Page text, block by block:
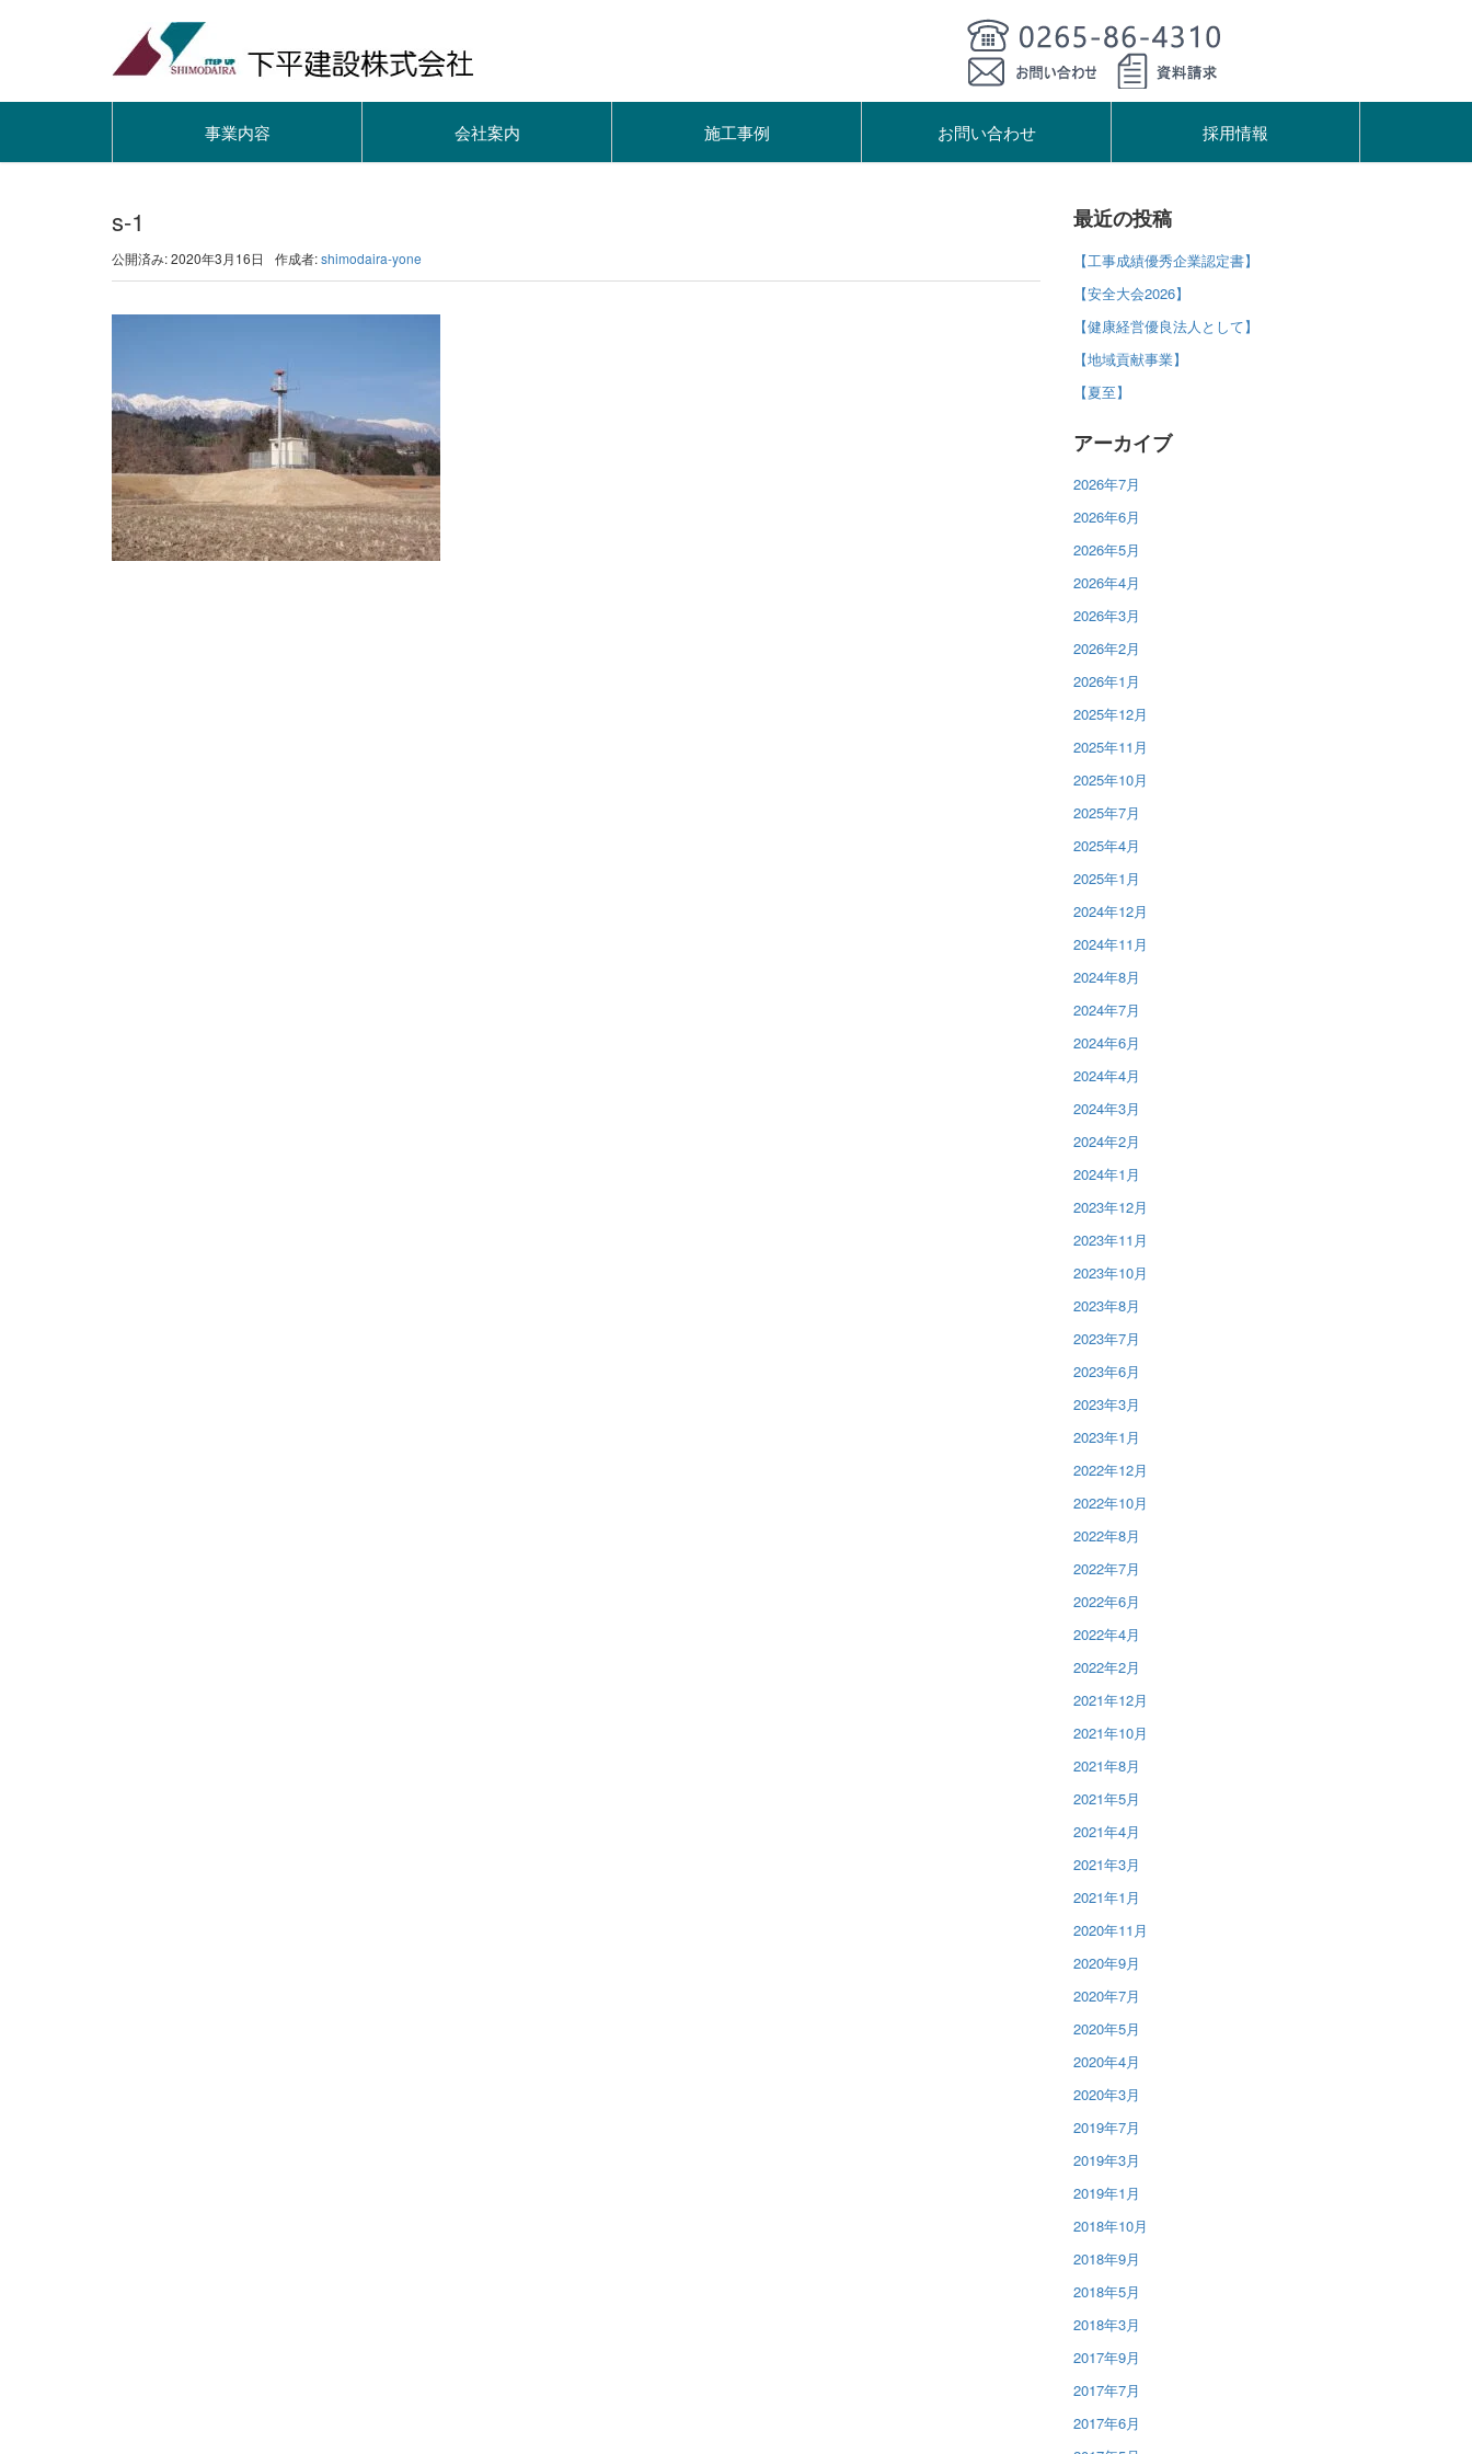
事業内容 会社案内 施工事例 お問い合わせ 採用情報
s-1
公開済み: 2020年3月16日 作成者:shimodaira-yone
最近の投稿
【工事成績優秀企業認定書】
【安全大会2026】
【健康経営優良法人として】
【地域貢献事業】
【夏至】
アーカイブ
2026年7月
2026年6月
2026年5月
2026年4月
2026年3月
2026年2月
2026年1月
2025年12月
2025年11月
2025年10月
2025年7月
2025年4月
2025年1月
2024年12月
2024年11月
2024年8月
2024年7月
2024年6月
2024年4月
2024年3月
2024年2月
2024年1月
2023年12月
2023年11月
2023年10月
2023年8月
2023年7月
2023年6月
2023年3月
2023年1月
2022年12月
2022年10月
2022年8月
2022年7月
2022年6月
2022年4月
2022年2月
2021年12月
2021年10月
2021年8月
2021年5月
2021年4月
2021年3月
2021年1月
2020年11月
2020年9月
2020年7月
2020年5月
2020年4月
2020年3月
2019年7月
2019年3月
2019年1月
2018年10月
2018年9月
2018年5月
2018年3月
2017年9月
2017年7月
2017年6月